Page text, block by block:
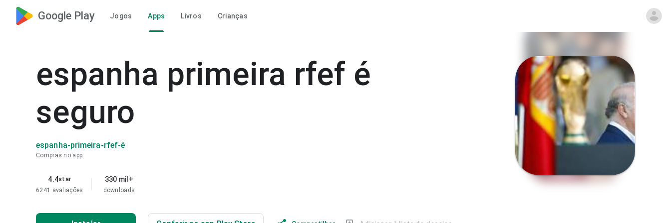
Google Play Jogos Apps Livros Crianças
espanha primeira rfef é
seguro
espanha-primeira-rfef-é
Compras no app
4.4star
6241 avaliações
330 mil+
downloads